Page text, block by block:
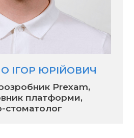
ІГОР ЮРІЙОВИЧ
Prexam,
платформи,
стоматолог